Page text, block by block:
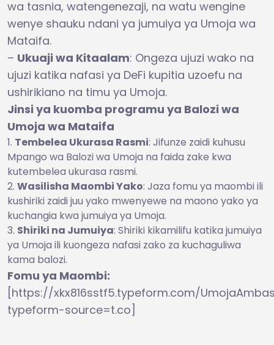
wa tasnia, watengenezaji, na watu wengine
wenye shauku ndani ya jumuiya ya Umoja wa
Mataifa.
– Ukuaji wa Kitaalam: Ongeza ujuzi wako na
ujuzi katika nafasi ya DeFi kupitia uzoefu na
ushirikiano na timu ya Umoja.
Jinsi ya kuomba programu ya Balozi wa
Umoja wa Mataifa
Tembelea Ukurasa Rasmi: Jifunze zaidi kuhusu
Mpango wa Balozi wa Umoja na faida zake kwa
kutembelea ukurasa rasmi.
Wasilisha Maombi Yako: Jaza fomu ya maombi ili
kushiriki zaidi juu yako mwenyewe na maono yako ya
kuchangia kwa jumuiya ya Umoja.
Shiriki na Jumuiya: Shiriki kikamilifu katika jumuiya
ya Umoja ili kuongeza nafasi zako za kuchaguliwa
kama balozi.
Fomu ya Maombi:
[https://xkx816sstf5.typeform.com/
typeform-source=t.co]